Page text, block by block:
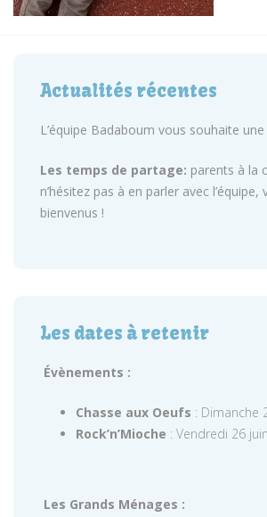
Actualités récentes
L’équipe Badaboum vous souhaite
Les temps de partage: parents à la
n’hésitez pas à en parler avec l’équipe,
bienvenus !
Les dates à retenir
Évènements :
Chasse aux Oeufs : Dimanche
Rock’n’Mioche : Vendredi 26
Les Grands Ménages :